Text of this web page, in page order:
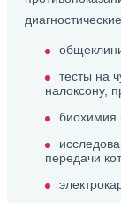
тесты на
налоксону,
биохимия
передачи